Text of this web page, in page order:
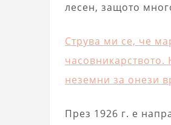
лесен, защото
Струва ми се, че
неземни за онези
През 1926 г. е